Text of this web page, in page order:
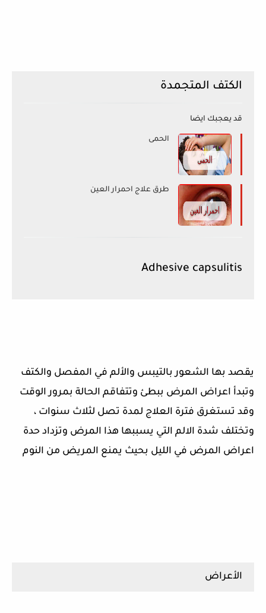
الكتف المتجمدة
قد يعجبك ايضا
الحمى
طرق علاج احمرار العين
Adhesive capsulitis
يقصد بها الشعور بالتيبس والألم في المفصل والكتف
وتبدأ اعراض المرض ببطئ وتتفاقم الحالة بمرور الوقت
وقد تستغرق فترة العلاج لمدة تصل لثلاث سنوات ،
وتختلف شدة الالم التي يسببها هذا المرض وتزداد حدة
اعراض المرض في الليل بحيث يمنع المريض من النوم
الأعراض